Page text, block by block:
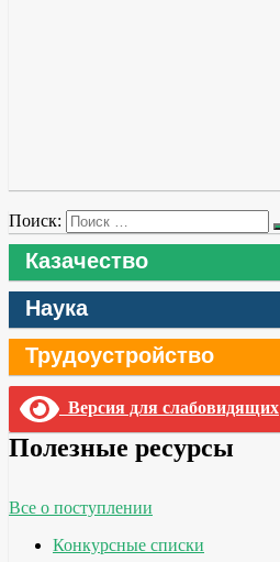
Поиск:
Казачество
Наука
Трудоустройство
Версия для слабовидящих
Полезные ресурсы
Все о поступлении
Конкурсные списки